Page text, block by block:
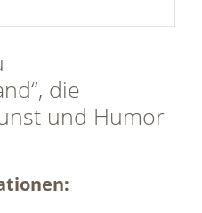
die
und Humor